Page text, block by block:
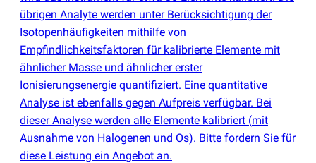
übrigen Analyte werden unter Berücksichtigung der
Isotopenhäufigkeiten mithilfe von
Empfindlichkeitsfaktoren für kalibrierte Elemente mit
ähnlicher Masse und ähnlicher erster
Ionisierungsenergie quantifiziert. Eine quantitative
Analyse ist ebenfalls gegen Aufpreis verfügbar. Bei
dieser Analyse werden alle Elemente kalibriert (mit
Ausnahme von Halogenen und Os). Bitte fordern Sie für
diese Leistung ein Angebot an.